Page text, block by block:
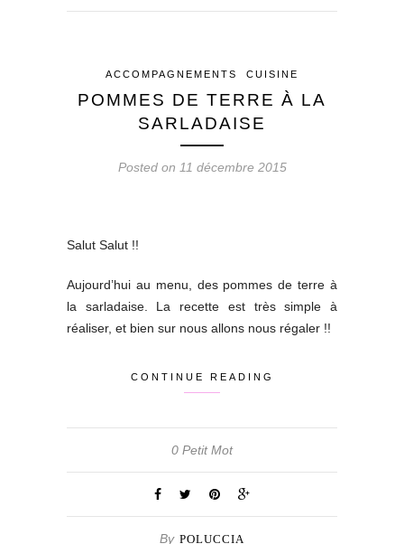
ACCOMPAGNEMENTS CUISINE
POMMES DE TERRE À LA
SARLADAISE
Posted on 11 décembre 2015
Salut Salut !!
Aujourd’hui au menu, des pommes de terre à
la sarladaise. La recette est très simple à
réaliser, et bien sur nous allons nous régaler !!
CONTINUE READING
0 Petit Mot
By POLUCCIA